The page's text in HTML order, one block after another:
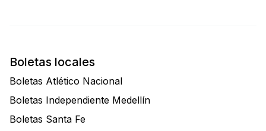
Boletas locales
Boletas Atlético Nacional
Boletas Independiente Medellín
Boletas Santa Fe